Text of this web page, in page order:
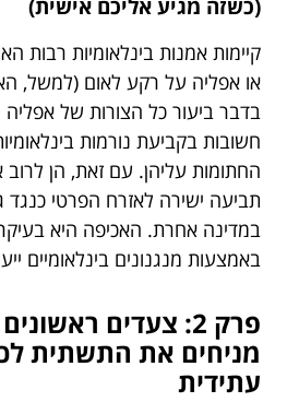
(כשזה מגיע אליכם אישית)
קיימות אמנות בינלאומיות רבות
או אפליה על רקע לאום (למשל,
בדבר ביעור כל הצורות של אפליה
חשובות בקביעת נורמות
החתומות עליהן. עם זאת, הן לרוב
תביעה ישירה לאזרח הפרטי כנגד
במדינה אחרת. האכיפה היא
באמצעות מנגנונים בינלאומיים
פרק 2: צעדים
מניחים את התשתית
עתידית